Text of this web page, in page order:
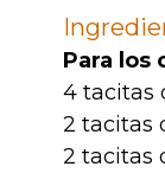
Para los
4 tacitas
2 tacitas
2 tacitas